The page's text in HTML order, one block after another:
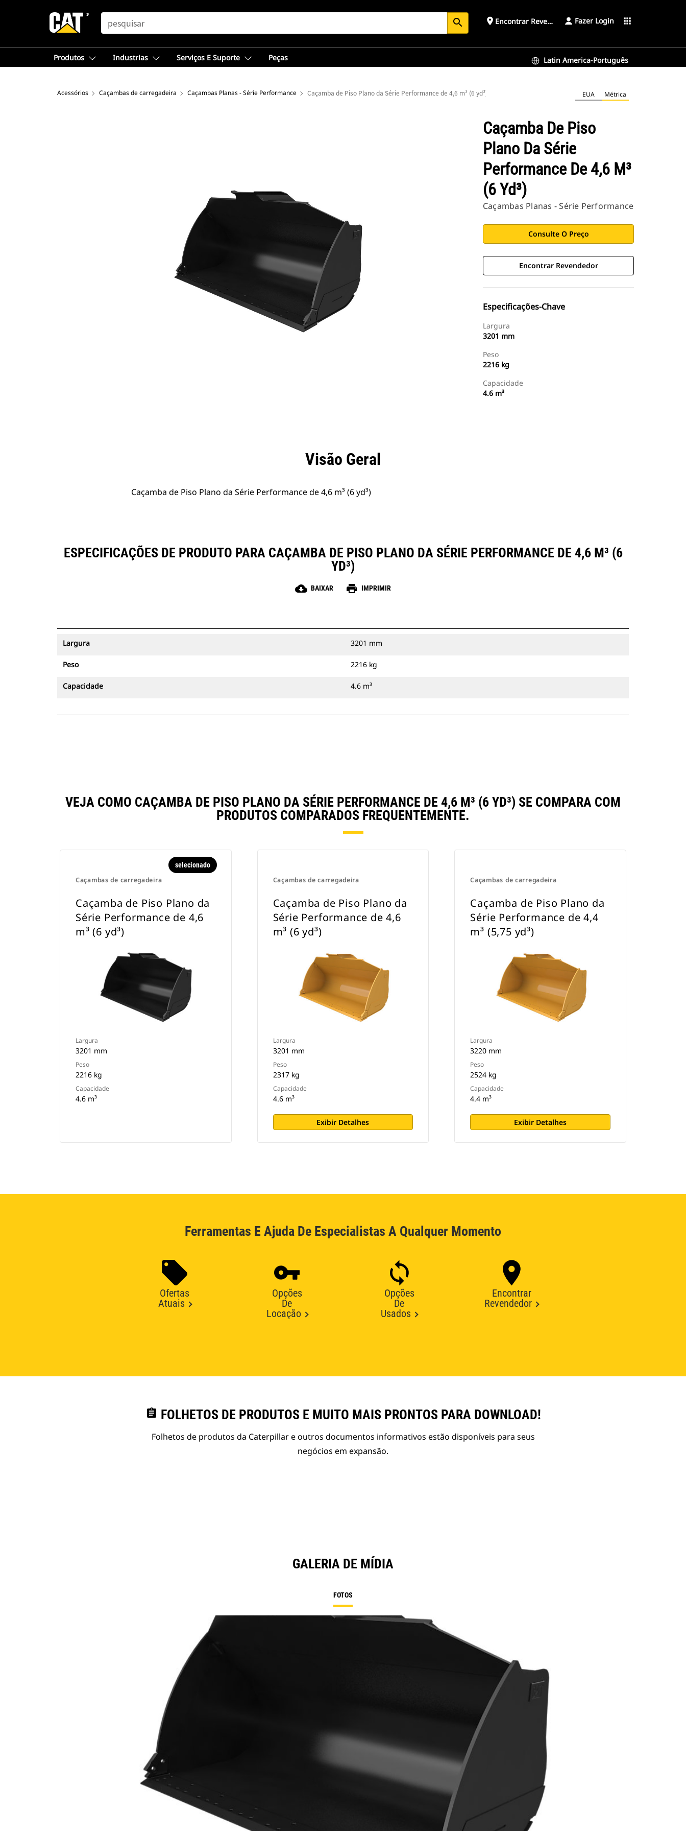
SEARCH search place Encontrar Revendedor Fazer Login apps
Produtos Industrias Serviços E Suporte Peças Latin America-Português
Acessórios Caçambas de carregadeira Caçambas Planas - Série Performance Caçamba de Piso Plano da Série Performance de 4,6 m³ (6 yd³) EUA Métrica
Caçamba De Piso
Plano Da Série
Performance De 4,6 M³
(6 Yd³)
Caçambas Planas - Série Performance
Consulte O Preço
Encontrar Revendedor
Especificações-Chave
Largura
3201 mm
Peso
2216 kg
Capacidade
4.6 m³
Visão Geral
Caçamba de Piso Plano da Série Performance de 4,6 m³ (6 yd³)
ESPECIFICAÇÕES DE PRODUTO PARA CAÇAMBA DE PISO PLANO DA SÉRIE PERFORMANCE DE 4,6 M³ (6
YD³)
cloud_download BAIXAR print IMPRIMIR
Largura 3201 mm
Peso 2216 kg
Capacidade 4.6 m³
VEJA COMO CAÇAMBA DE PISO PLANO DA SÉRIE PERFORMANCE DE 4,6 M³ (6 YD³) SE COMPARA COM
PRODUTOS COMPARADOS FREQUENTEMENTE.
Caçambas de carregadeira
selecionado
Caçamba de Piso Plano da
Série Performance de 4,6
m³ (6 yd³)
Largura
3201 mm
Peso
2216 kg
Capacidade
4.6 m³
Caçambas de carregadeira
Caçamba de Piso Plano da
Série Performance de 4,6
m³ (6 yd³)
Largura
3201 mm
Peso
2317 kg
Capacidade
4.6 m³
Exibir Detalhes
Caçambas de carregadeira
Caçamba de Piso Plano da
Série Performance de 4,4
m³ (5,75 yd³)
Largura
3220 mm
Peso
2524 kg
Capacidade
4.4 m³
Exibir Detalhes
Ferramentas E Ajuda De Especialistas A Qualquer Momento
Ofertas
Atuais
Opções
De
Locação
Opções
De
Usados
Encontrar
Revendedor
assignment FOLHETOS DE PRODUTOS E MUITO MAIS PRONTOS PARA DOWNLOAD!
Folhetos de produtos da Caterpillar e outros documentos informativos estão disponíveis para seus
negócios em expansão.
GALERIA DE MÍDIA
FOTOS